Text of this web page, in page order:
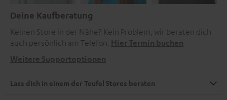
Deine Kaufberatung
Keinen Store in der Nähe? Kein Problem, wir beraten dich
auch persönlich am Telefon. Hier Termin buchen
Weitere Supportoptionen
Lass dich in einem der Teufel Stores beraten